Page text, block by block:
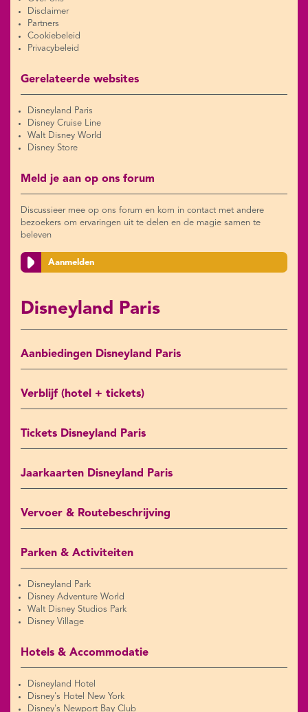
Disclaimer
Partners
Cookiebeleid
Privacybeleid
Gerelateerde websites
Disneyland Paris
Disney Cruise Line
Walt Disney World
Disney Store
Meld je aan op ons forum
Discussieer mee op ons forum en kom in contact met andere
bezoekers om ervaringen uit te delen en de magie samen te
beleven
Aanmelden
Disneyland Paris
Aanbiedingen Disneyland Paris
Verblijf (hotel + tickets)
Tickets Disneyland Paris
Jaarkaarten Disneyland Paris
Vervoer & Routebeschrijving
Parken & Activiteiten
Disneyland Park
Disney Adventure World
Walt Disney Studios Park
Disney Village
Hotels & Accommodatie
Disneyland Hotel
Disney's Hotel New York
Disney's Newport Bay Club